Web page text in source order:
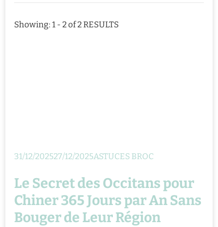
Showing: 1 - 2 of 2 RESULTS
31/12/202527/12/2025ASTUCES BROC
Le Secret des Occitans pour
Chiner 365 Jours par An Sans
Bouger de Leur Région